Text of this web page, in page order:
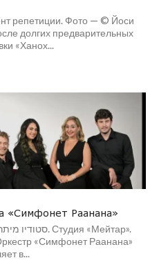
репетиции. Фото — © Йоси
долгих предварительных
«Ханох...
«Симфонет Раанана»
«Симфонет Раанана»
в...